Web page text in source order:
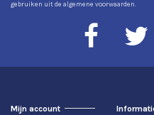
gebruiken uit de algemene voorwaarden.
Mijn account